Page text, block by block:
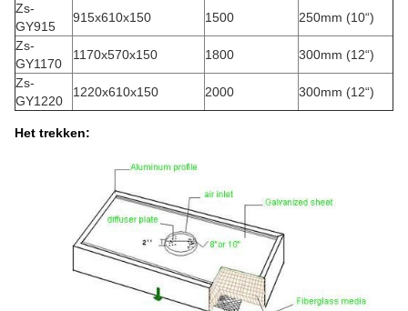
Zs-
GY915
915x610x150 1500
250mm (10“)
Zs-
GY1170
1170x570x150 1800
300mm (12“)
Zs-
GY1220
1220x610x150 2000 300mm (12“)
Het trekken: